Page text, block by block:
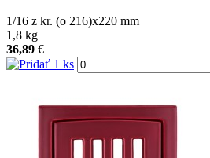
1/16 z kr. (o 216)x220 mm
1,8 kg
36,89 €